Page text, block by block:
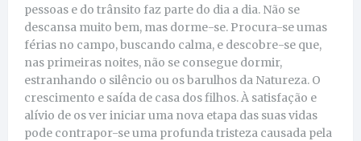
pessoas e do trânsito faz parte do dia a dia. Não se
descansa muito bem, mas dorme-se. Procura-se umas
férias no campo, buscando calma, e descobre-se que,
nas primeiras noites, não se consegue dormir,
estranhando o silêncio ou os barulhos da Natureza. O
crescimento e saída de casa dos filhos. À satisfação e
alívio de os ver iniciar uma nova etapa das suas vidas
pode contrapor-se uma profunda tristeza causada pela